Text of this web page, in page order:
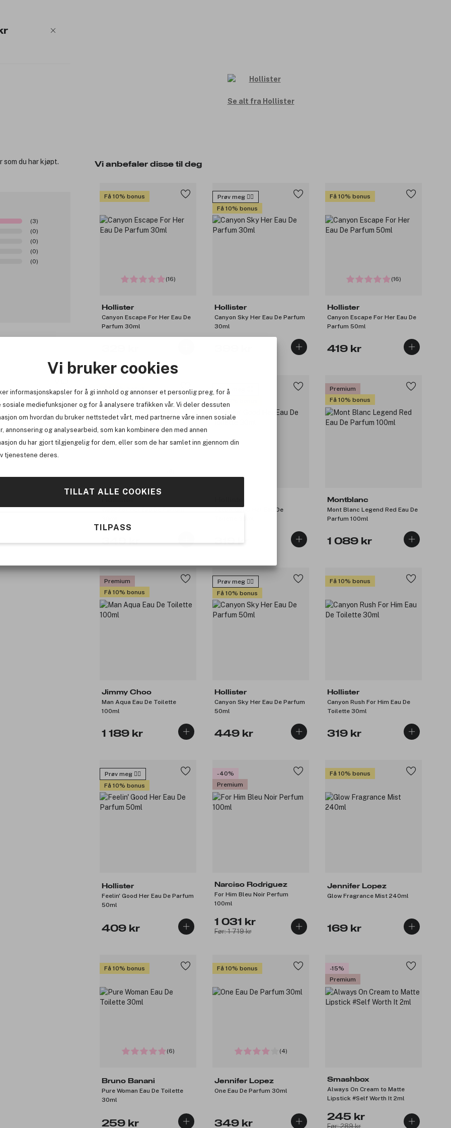
Vi bruker cookies
informasjonskapsler for å gi innhold og annonser et personlig preg, for å
sosiale mediefunksjoner og for å analysere trafikken vår. Vi deler dessuten
om hvordan du bruker nettstedet vårt, med partnerne våre innen sosiale
annonsering og analysearbeid, som kan kombinere den med annen
du har gjort tilgjengelig for dem, eller som de har samlet inn gjennom din
tjenestene deres.
TILLAT ALLE COOKIES
TILPASS
Se alt fra Hollister
Vi anbefaler disse til deg
Få 10% bonus
(16)
Hollister
Canyon Escape For Her Eau De
Parfum 30ml
Prøv meg 🙋‍♀️
Få 10% bonus
Hollister
Canyon Sky Her Eau De Parfum
30ml
Få 10% bonus
(16)
Hollister
Canyon Escape For Her Eau De
Parfum 50ml
419 kr
Få 10% bonus
349 kr
Prøv meg 🙋‍♀️
Feelin' Good Her Eau De
319 kr
Premium
Få 10% bonus
Montblanc
Mont Blanc Legend Red Eau De
Parfum 100ml
1 089 kr
Premium
Få 10% bonus
Jimmy Choo
Man Aqua Eau De Toilette
100ml
1 189 kr
Prøv meg 🙋‍♀️
Få 10% bonus
Hollister
Canyon Sky Her Eau De Parfum
50ml
449 kr
Få 10% bonus
Hollister
Canyon Rush For Him Eau De
Toilette 30ml
319 kr
Prøv meg 🙋‍♀️
Få 10% bonus
Hollister
Feelin' Good Her Eau De Parfum
50ml
409 kr
-40%
Premium
Narciso Rodriguez
For Him Bleu Noir Perfum
100ml
1 031 kr
Før: 1 719 kr
Få 10% bonus
Jennifer Lopez
Glow Fragrance Mist 240ml
169 kr
Få 10% bonus
(6)
Bruno Banani
Pure Woman Eau De Toilette
30ml
259 kr
Få 10% bonus
(4)
Jennifer Lopez
One Eau De Parfum 30ml
349 kr
-15%
Premium
Smashbox
Always On Cream to Matte
Lipstick #Self Worth It 2ml
245 kr
Før: 289 kr
du har kjøpt.
(3)
(0)
(0)
(0)
(0)
Rapportere